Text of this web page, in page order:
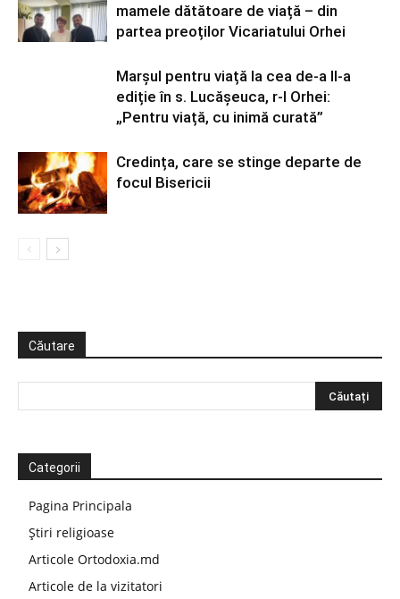
mamele dătătoare de viață – din
partea preoților Vicariatului Orhei
Marșul pentru viață la cea de-a II-a
ediție în s. Lucășeuca, r-l Orhei:
„Pentru viață, cu inimă curată”
Credința, care se stinge departe de
focul Bisericii
Căutare
Categorii
Pagina Principala
Știri religioase
Articole Ortodoxia.md
Articole de la vizitatori